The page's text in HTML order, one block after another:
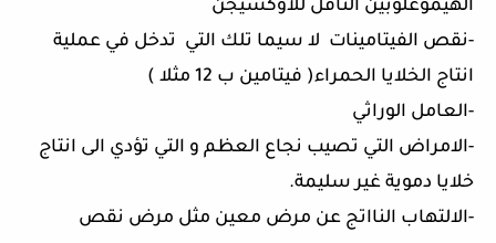
الهيموغلوبين الناقل للاوكسيجن
-نقص الفيتامينات لا سيما تلك التي تدخل في عملية
انتاج الخلايا الحمراء( فيتامين ب 12 مثلا )
-العامل الوراثي
-الامراض التي تصيب نجاع العظم و التي تؤدي الى انتاج
خلايا دموية غير سليمة.
-الالتهاب النااتج عن مرض معين مثل مرض نقص